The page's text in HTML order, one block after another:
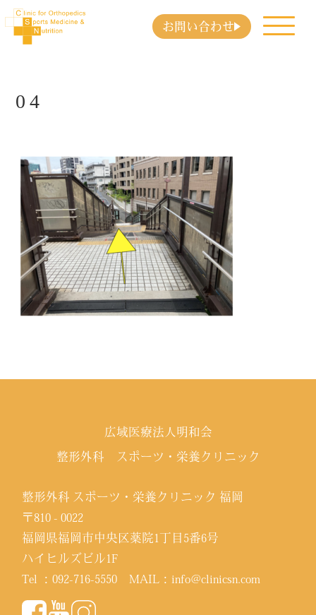
お問い合わせ
04
広域医療法人明和会
整形外科 スポーツ・栄養クリニック
整形外科 スポーツ・栄養クリニック 福岡
〒810 - 0022
福岡県福岡市中央区薬院1丁目5番6号
ハイヒルズビル1F
Tel ：092-716-5550 MAIL：info@clinicsn.com